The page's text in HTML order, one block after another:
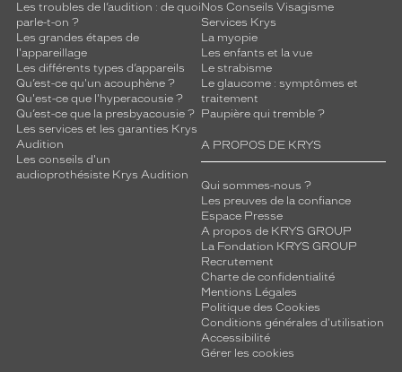
Les troubles de l’audition : de quoi
parle-t-on ?
Les grandes étapes de
l'appareillage
Les différents types d’appareils
Qu’est-ce qu'un acouphène ?
Qu'est-ce que l'hyperacousie ?
Qu’est-ce que la presbyacousie ?
Les services et les garanties Krys
Audition
Les conseils d'un
audioprothésiste Krys Audition
Nos Conseils Visagisme
Services Krys
La myopie
Les enfants et la vue
Le strabisme
Le glaucome : symptômes et
traitement
Paupière qui tremble ?
A PROPOS DE KRYS
Qui sommes-nous ?
Les preuves de la confiance
Espace Presse
A propos de KRYS GROUP
La Fondation KRYS GROUP
Recrutement
Charte de confidentialité
Mentions Légales
Politique des Cookies
Conditions générales d'utilisation
Accessibilité
Gérer les cookies